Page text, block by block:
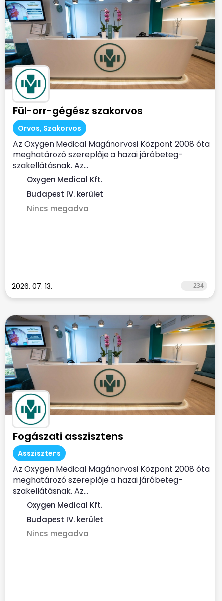
Fül-orr-gégész szakorvos
Orvos, Szakorvos
Az Oxygen Medical Magánorvosi Központ 2008 óta
meghatározó szereplője a hazai járóbeteg-
szakellátásnak. Az...
Oxygen Medical Kft.
Budapest IV. kerület
Nincs megadva
2026. 07. 13. 234
Fogászati asszisztens
Asszisztens
Az Oxygen Medical Magánorvosi Központ 2008 óta
meghatározó szereplője a hazai járóbeteg-
szakellátásnak. Az...
Oxygen Medical Kft.
Budapest IV. kerület
Nincs megadva